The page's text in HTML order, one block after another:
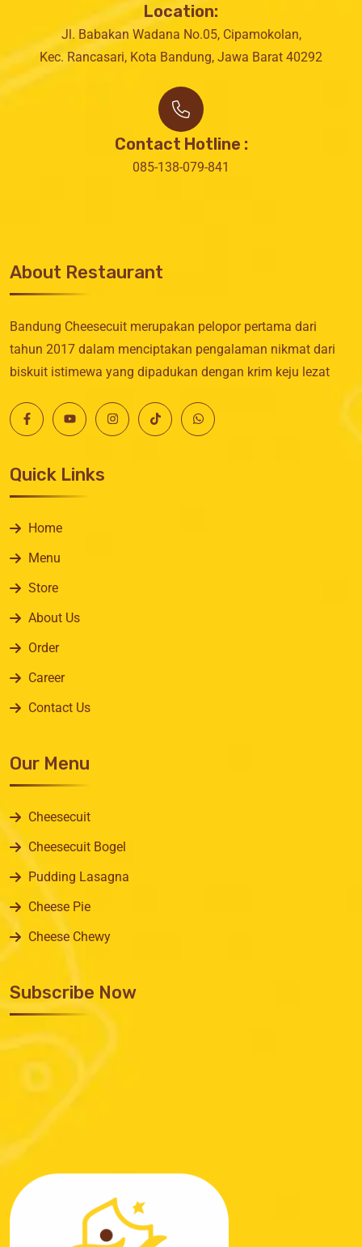
Location:
Jl. Babakan Wadana No.05, Cipamokolan,
Kec. Rancasari, Kota Bandung, Jawa Barat 40292
Contact Hotline :
085-138-079-841
About Restaurant
Bandung Cheesecuit merupakan pelopor pertama dari
tahun 2017 dalam menciptakan pengalaman nikmat dari
biskuit istimewa yang dipadukan dengan krim keju lezat
Quick Links
Home
Menu
Store
About Us
Order
Career
Contact Us
Our Menu
Cheesecuit
Cheesecuit Bogel
Pudding Lasagna
Cheese Pie
Cheese Chewy
Subscribe Now